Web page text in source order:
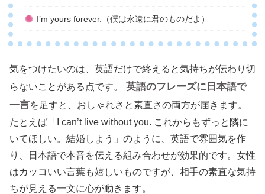
I’m yours forever.（僕は永遠に君のものだよ）
気をつけたいのは、英語だけで終えると気持ちが伝わり切
らないことがある点です。
英語のフレーズに日本語で
一言を足すと、おしゃれさと素直さの両方が届きます。
たとえば「I can’t live without you. これからもずっと隣に
いてほしい。結婚しよう」のように、英語で雰囲気を作
り、日本語で本音を伝える組み合わせが効果的です。女性
はカッコいい言葉も嬉しいものですが、相手の素直な気持
ちが見える一文に心が動きます。